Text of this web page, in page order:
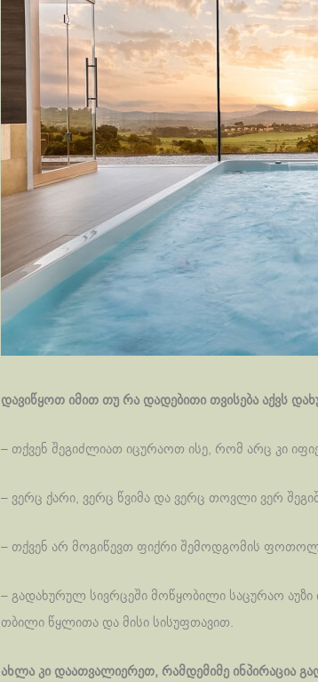
დავიწყოთ იმით თუ რა დადებითი თვისება აქვს
– თქვენ შეგიძლიათ იცურაოთ ისე, რომ არც კი
– ვერც ქარი, ვერც წვიმა და ვერც თოვლი ვერ
– თქვენ არ მოგიწევთ ფიქრი შემოდგომის
– გადახურულ სივრცეში მოწყობილი საცურაო
თბილი წყლითა და მისი სისუფთავით.
ახლა კი დაათვალიერეთ, რამდემიმე ინპირაცია